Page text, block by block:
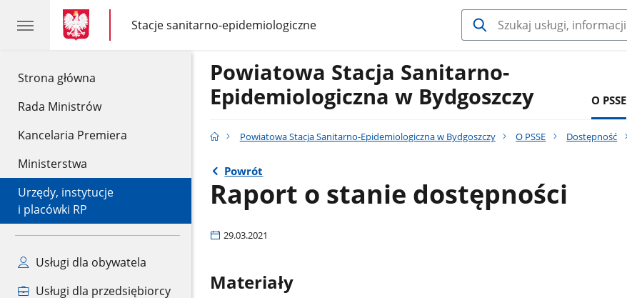
Strona główna
Rada Ministrów
Kancelaria Premiera
Ministerstwa
Urzędy, instytucje
i placówki RP
Usługi dla obywatela
Usługi dla przedsiębiorcy
gov.pl
gov.pl
Stacje sanitarno-epidemiologiczne
gov.pl
Stacje
sanitarno-
epidemiologiczne
Powiatowa Stacja Sanitarno-
Epidemiologiczna w Bydgoszczy
O PSSE
Powiatowa Stacja Sanitarno-Epidemiologiczna w Bydgoszczy O PSSE Dostępność
Powrót
Raport o stanie dostępności
29.03.2021
Materiały